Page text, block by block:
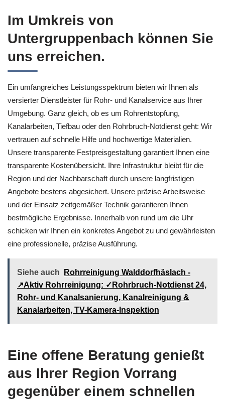
Im Umkreis von
Untergruppenbach können Sie
uns erreichen.
Ein umfangreiches Leistungsspektrum bieten wir Ihnen als
versierter Dienstleister für Rohr- und Kanalservice aus Ihrer
Umgebung. Ganz gleich, ob es um Rohrentstopfung,
Kanalarbeiten, Tiefbau oder den Rohrbruch-Notdienst geht: Wir
vertrauen auf schnelle Hilfe und hochwertige Materialien.
Unsere transparente Festpreisgestaltung garantiert Ihnen eine
transparente Kostenübersicht. Ihre Infrastruktur bleibt für die
Region und der Nachbarschaft durch unsere langfristigen
Angebote bestens abgesichert. Unsere präzise Arbeitsweise
und der Einsatz zeitgemäßer Technik garantieren Ihnen
bestmögliche Ergebnisse. Innerhalb von rund um die Uhr
schicken wir Ihnen ein konkretes Angebot zu und gewährleisten
eine professionelle, präzise Ausführung.
Siehe auch
Rohrreinigung Walddorfhäslach -
↗️Aktiv Rohrreinigung: ✓Rohrbruch-Notdienst 24,
Rohr- und Kanalsanierung, Kanalreinigung &
Kanalarbeiten, TV-Kamera-Inspektion
Eine offene Beratung genießt
aus Ihrer Region Vorrang
gegenüber einem schnellen